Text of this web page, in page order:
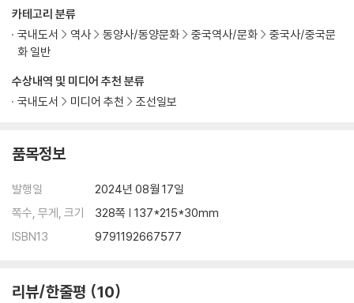
수상내역 및 미디어 추천 분류
국내도서
미디어 추천 조선일보
카테고리 분류
국내도서
역사 동양사/동양문화 중국역사/문화
중국사/중국문
화 일반
품목정보
발행일
2024년 08월 17일
쪽수, 무게, 크기
328쪽 | 137*215*30mm
ISBN13
9791192667577
리뷰/한줄평 10